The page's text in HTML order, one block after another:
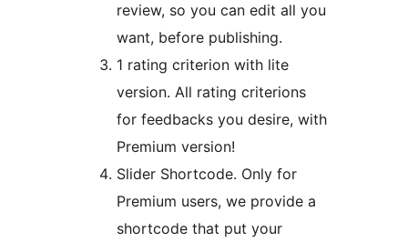
review, so you can edit all you
want, before publishing.
1 rating criterion with lite
version. All rating criterions
for feedbacks you desire, with
Premium version!
Slider Shortcode. Only for
Premium users, we provide a
shortcode that put your